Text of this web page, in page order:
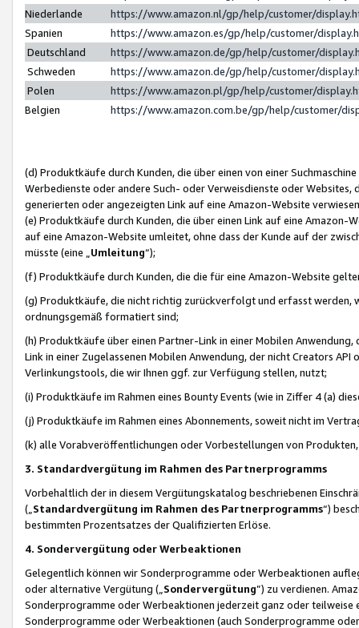
Niederlande
https://www.amazon.nl/gp/help/customer/
Spanien
https://www.amazon.es/gp/help/customer/
Deutschland
https://www.amazon.de/gp/help/customer/
Schweden
https://www.amazon.de/gp/help/customer/
Polen
https://www.amazon.pl/gp/help/customer/
Belgien
https://www.amazon.com.be/gp/help/customer/
(d) Produktkäufe durch Kunden, die über einen von einer
Werbedienste oder andere Such- oder Verweisdienste oder Websites,
generierten oder angezeigten Link auf eine Amazon-Website
(e) Produktkäufe durch Kunden, die über einen Link auf eine
auf eine Amazon-Website umleitet, ohne dass der Kunde auf der
müsste (eine „ Umleitung“);
(f) Produktkäufe durch Kunden, die die für eine Amazon-Website
(g) Produktkäufe, die nicht richtig zurückverfolgt und erfasst werden,
ordnungsgemäß formatiert sind;
(h) Produktkäufe über einen Partner-Link in einer Mobilen
Link in einer Zugelassenen Mobilen Anwendung, der nicht Creators
Verlinkungstools, die wir Ihnen ggf. zur Verfügung stellen, nutzt;
(i) Produktkäufe im Rahmen eines Bounty Events (wie in Ziffer 4 (a)
(j) Produktkäufe im Rahmen eines Abonnements, soweit nicht im
(k) alle Vorabveröffentlichungen oder Vorbestellungen von
3. Standardvergütung im Rahmen des Partnerprogramms
Vorbehaltlich der in diesem Vergütungskatalog beschriebenen
(„ Standardvergütung im Rahmen des Partnerprogramms“)
bestimmten Prozentsatzes der Qualifizierten Erlöse.
4. Sondervergütung oder Werbeaktionen
Gelegentlich können wir Sonderprogramme oder Werbeaktionen
oder alternative Vergütung („ Sondervergütung”) zu verdienen.
Sonderprogramme oder Werbeaktionen jederzeit ganz oder
Sonderprogramme oder Werbeaktionen (auch Sonderprogramme